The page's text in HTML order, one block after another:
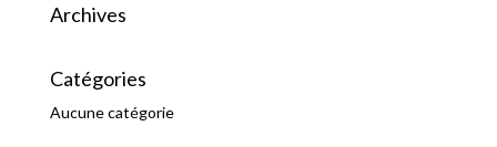
Archives
Catégories
Aucune catégorie